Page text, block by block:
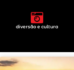
diversão e cultura